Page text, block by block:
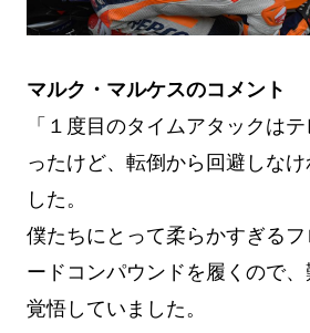
マルク・マルケスのコメント
「１度目のタイムアタックは
ったけど、転倒から回避しな
した。
僕たちにとって柔らかすぎる
ードコンパウンドを履くので
覚悟していました。